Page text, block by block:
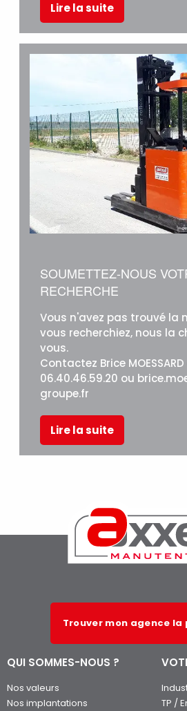
Lire la suite
SOUMETTEZ-NOUS
RECHERCHE
Vous n'avez pas trouvé la
vous recherchiez, nous la
vous.
Contactez Brice
06.40.46.59.20 ou
groupe.fr
Lire la suite
Trouver mon agence la
QUI SOMMES-NOUS ?
Nos valeurs
Nos implantations
TP /